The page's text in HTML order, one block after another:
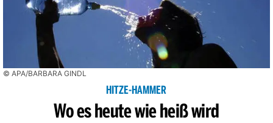
© APA/BARBARA GINDL
HITZE-HAMMER
Wo es heute wie heiß wird